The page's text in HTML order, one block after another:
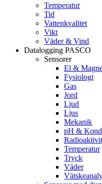
Temperatur
Tid
Vattenkvalitet
Vikt
Väder & Vind
Datalogging PASCO
Sensorer
El &
Fysiologi
Gas
Jord
Ljud
Ljus
Mekanik
pH &
Temperatur
Tryck
Väder